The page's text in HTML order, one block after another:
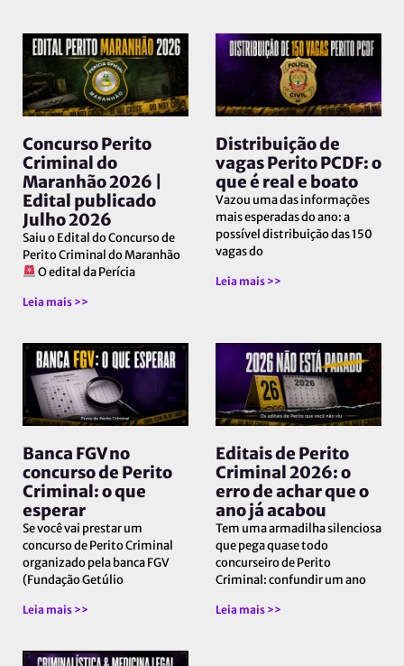
Concurso Perito
Criminal do
Maranhão 2026 |
Edital publicado
Julho 2026
Saiu o Edital do Concurso de
Perito Criminal do Maranhão
O edital da Perícia
Leia mais >>
Distribuição de
vagas Perito PCDF: o
que é real e boato
Vazou uma das informações
mais esperadas do ano: a
possível distribuição das 150
vagas do
Leia mais >>
Banca FGV no
concurso de Perito
Criminal: o que
esperar
Se você vai prestar um
concurso de Perito Criminal
organizado pela banca FGV
(Fundação Getúlio
Leia mais >>
Editais de Perito
Criminal 2026: o
erro de achar que o
ano já acabou
Tem uma armadilha silenciosa
que pega quase todo
concurseiro de Perito
Criminal: confundir um ano
Leia mais >>